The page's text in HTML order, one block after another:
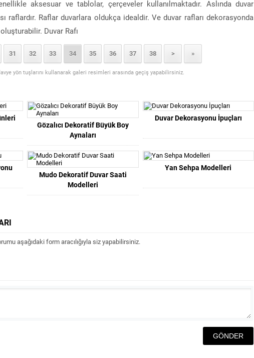
aksesuar ve tablolar, çerçeveler kullanılmaktadır. Aslında duvar
raflardır. Raflar duvarlara oldukça idealdir. Ve duvar rafları dekorasyonda
Duvar Rafı
31 32 33 34 35 36 37 38 > »
yön tuşlarını kullanarak galeri resimleri arasında geçiş yapabilirsiniz.
Gözalıcı Dekoratif Büyük Boy
Aynaları
Duvar Dekorasyonu İpuçları
Mudo Dekoratif Duvar Saati
Modelleri
Yan Sehpa Modelleri
aşağıdaki form aracılığıyla siz yapabilirsiniz.